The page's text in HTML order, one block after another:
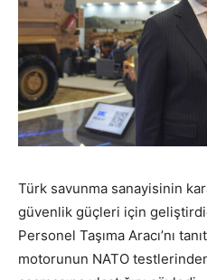
Türk savunma sanayisinin
güvenlik güçleri için
Personel Taşıma Aracı’nı
motorunun NATO